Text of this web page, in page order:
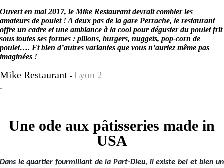
Ouvert en mai 2017, le Mike Restaurant devrait combler les
amateurs de poulet ! A deux pas de la gare Perrache, le restaurant
offre un cadre et une ambiance à la cool pour déguster du poulet frit
sous toutes ses formes : pillons, burgers, nuggets, pop-corn de
poulet…. Et bien d’autres variantes que vous n’auriez même pas
imaginées !
Mike Restaurant - Lyon 2
-
Une ode aux pâtisseries made in
USA
Dans le quartier fourmillant de la Part-Dieu, il existe bel et bien un